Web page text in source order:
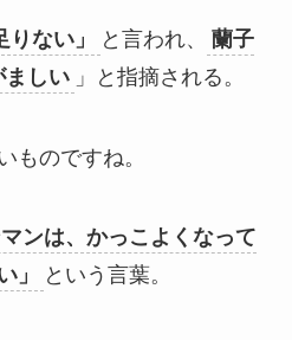
りない」 と言われ、
蘭子
ましい 」と指摘される。
ものですね。
マンは、かっこよくなって
」
という言葉。